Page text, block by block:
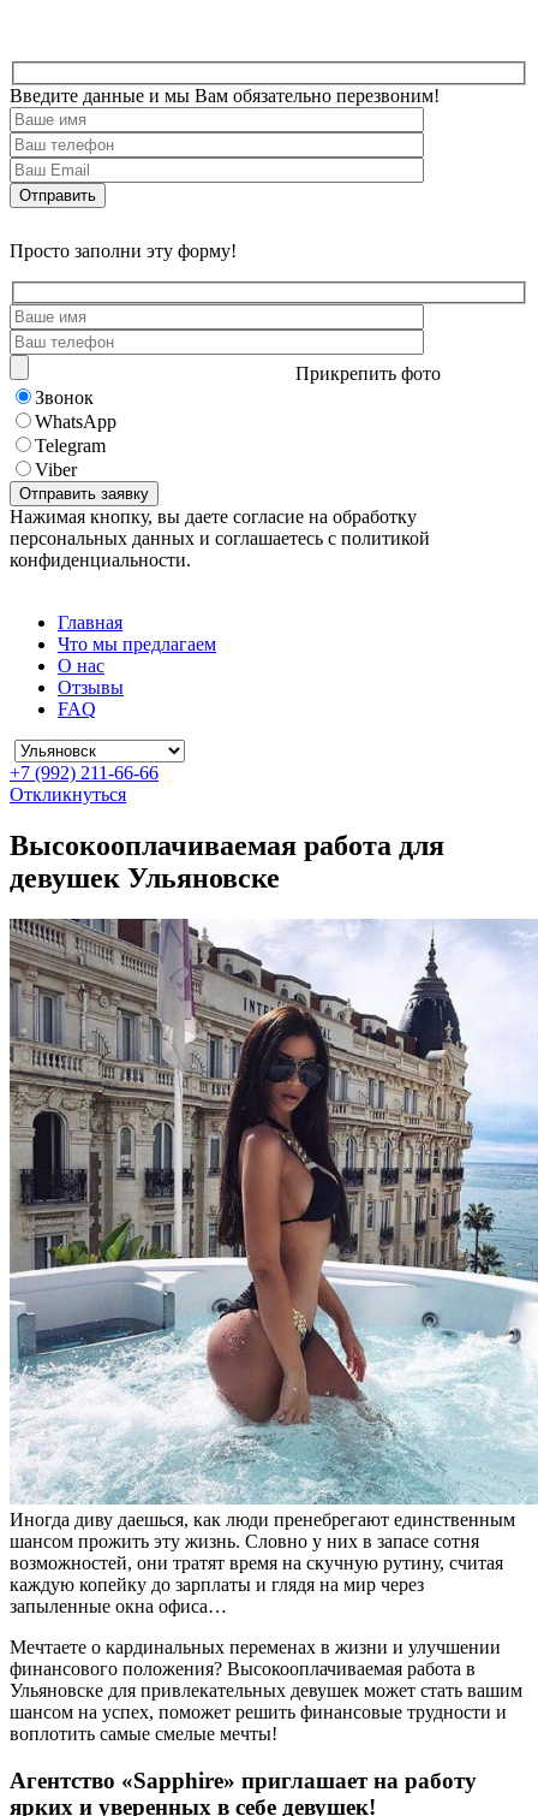
Введите данные и мы Вам обязательно перезвоним!
Просто заполни эту форму!
Прикрепить фото
Звонок
WhatsApp
Telegram
Viber
Нажимая кнопку, вы даете согласие на обработку
персональных данных и соглашаетесь с политикой
конфиденциальности.
Главная
Что мы предлагаем
О нас
Отзывы
FAQ
+7 (992) 211-66-66
Откликнуться
Высокооплачиваемая работа для
девушек Ульяновске
Иногда диву даешься, как люди пренебрегают единственным
шансом прожить эту жизнь. Словно у них в запасе сотня
возможностей, они тратят время на скучную рутину, считая
каждую копейку до зарплаты и глядя на мир через
запыленные окна офиса…
Мечтаете о кардинальных переменах в жизни и улучшении
финансового положения? Высокооплачиваемая работа в
Ульяновске для привлекательных девушек может стать вашим
шансом на успех, поможет решить финансовые трудности и
воплотить самые смелые мечты!
Агентство «Sapphire» приглашает на работу
ярких и уверенных в себе девушек!